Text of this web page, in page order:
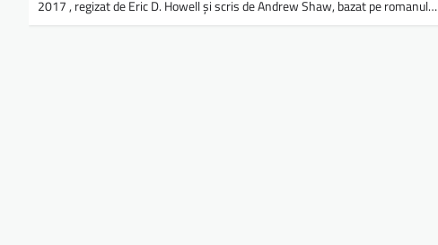
2017 , regizat de Eric D. Howell și scris de Andrew Shaw, bazat pe romanul…